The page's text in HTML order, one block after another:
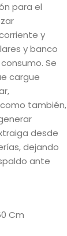
para el
y
y banco
Se
cargue
también,
desde
dejando
ante
Cm